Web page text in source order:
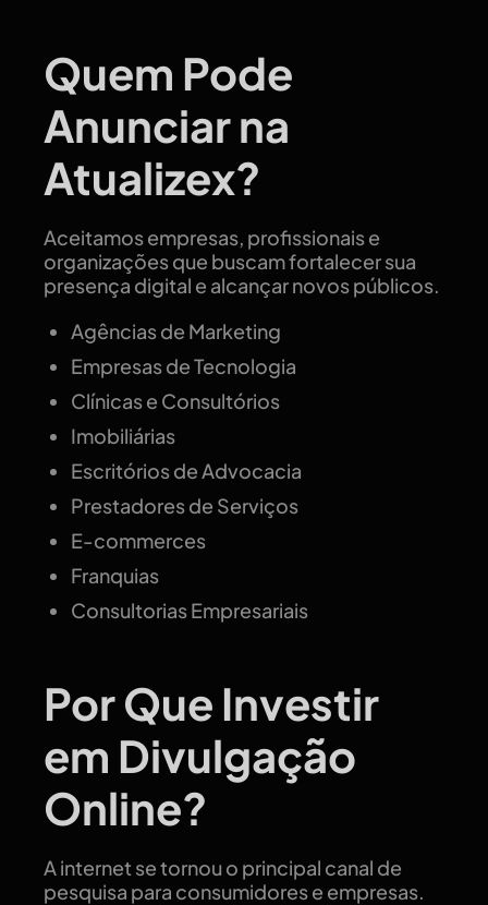
Quem Pode
Anunciar na
Atualizex?
Aceitamos empresas, profissionais e
organizações que buscam fortalecer sua
presença digital e alcançar novos públicos.
Agências de Marketing
Empresas de Tecnologia
Clínicas e Consultórios
Imobiliárias
Escritórios de Advocacia
Prestadores de Serviços
E-commerces
Franquias
Consultorias Empresariais
Por Que Investir
em Divulgação
Online?
A internet se tornou o principal canal de
pesquisa para consumidores e empresas.